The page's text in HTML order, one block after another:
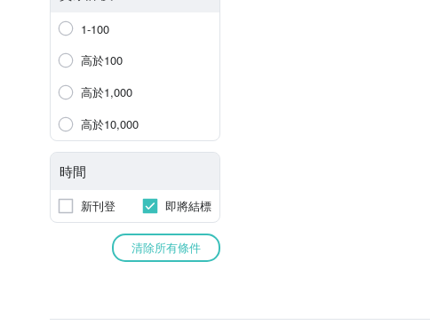
1-100
高於100
高於1,000
高於10,000
時間
新刊登 即將結標
清除所有條件